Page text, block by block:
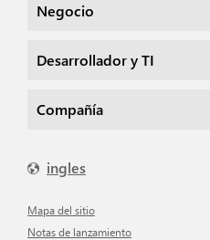
Negocio
Desarrollador y TI
Compañía
ingles
mapa del sitio
Notas de lanzamiento